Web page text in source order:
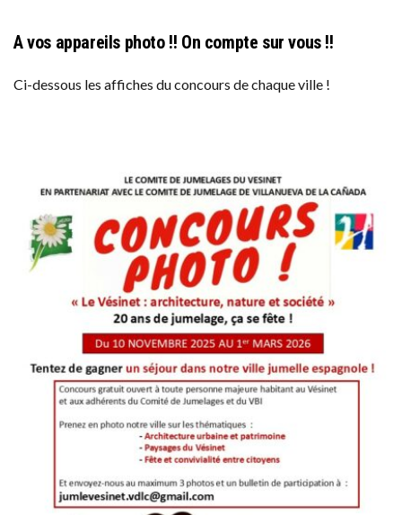
A vos appareils photo !! On compte sur vous !!
Ci-dessous les affiches du concours de chaque ville !